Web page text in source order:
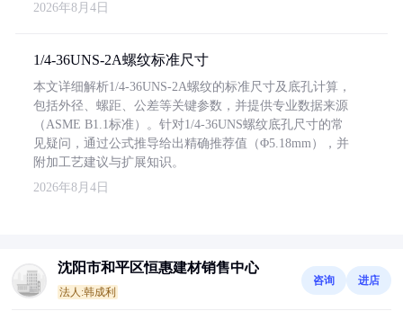
2026年8月4日
1/4-36UNS-2A螺纹标准尺寸
本文详细解析1/4-36UNS-2A螺纹的标准尺寸及底孔计算，
包括外径、螺距、公差等关键参数，并提供专业数据来源
（ASME B1.1标准）。针对1/4-36UNS螺纹底孔尺寸的常
见疑问，通过公式推导给出精确推荐值（Φ5.18mm），并
附加工艺建议与扩展知识。
2026年8月4日
沈阳市和平区恒惠建材销售中心
法人:韩成利
咨询 进店